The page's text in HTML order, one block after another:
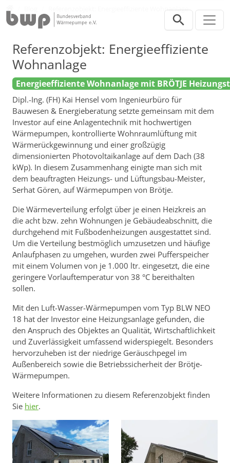
Referenzobjekt: Energieeffiziente Wohnanlage
Referenzobjekt: Energieeffiziente
Wohnanlage
Energieeffiziente Wohnanlage mit BRÖTJE
Dipl.-Ing. (FH) Kai Hensel vom Ingenieurbüro für
Bauwesen & Energieberatung setzte gemeinsam mit dem
Investor auf eine Anlagentechnik mit hochwertigen
Wärmepumpen, kontrollierte Wohnraumlüftung mit
Wärmerückgewinnung und einer großzügig
dimensionierten Photovoltaikanlage auf dem Dach (38
kWp). In diesem Zusammenhang einigte man sich mit
dem beauftragten Heizungs- und Lüftungsbau-Meister,
Serhat Gören, auf Wärmepumpen von Brötje.
Die Wärmeverteilung erfolgt über je einen Heizkreis an
die acht bzw. zehn Wohnungen je Gebäudeabschnitt, die
durchgehend mit Fußbodenheizungen ausgestattet sind.
Um die Verteilung bestmöglich umzusetzen und häufige
Anlaufphasen zu umgehen, wurden zwei Pufferspeicher
mit einem Volumen von je 1.000 ltr. eingesetzt, die eine
geringere Vorlauftemperatur von 38 °C bereithalten
sollen.
Mit den Luft-Wasser-Wärmepumpen vom Typ BLW NEO
18 hat der Investor eine Heizungsanlage gefunden, die
den Anspruch des Objektes an Qualität, Wirtschaftlichkeit
und Zuverlässigkeit umfassend widerspiegelt. Besonders
hervorzuheben ist der niedrige Geräuschpegel im
Außenbereich sowie die Betriebssicherheit der Brötje-
Wärmepumpen.
Weitere Informationen zu diesem Referenzobjekt finden
Sie hier.